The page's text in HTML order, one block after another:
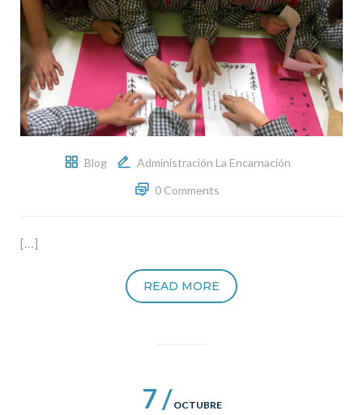
Blog
Administración La Encarnación
0 Comments
[…]
READ MORE
7 / OCTUBRE